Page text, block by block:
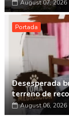
August 07, 2026
Portada
Desesperada
terreno de
August 06, 2026